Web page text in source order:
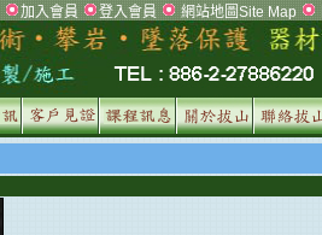
加入會員 登入會員 網站地圖Site Map